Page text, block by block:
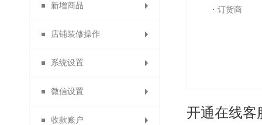
店铺导航
店铺主页
会员主页
分销说明
商品列表导航
新增商品
商品分类
自定义类目
发布商品
商品分组
店铺装修操作
主页装修
模块装修
系统设置
货到付款
店铺信息
微信设置
消息设置
收款账户
订货商
开通在线客